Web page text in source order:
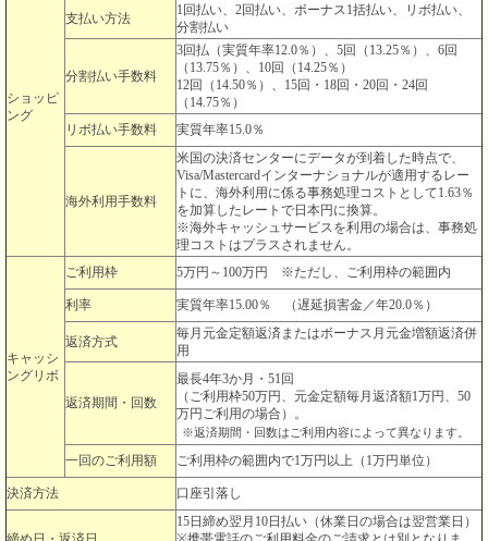
ショッピ
ング
支払い方法
1回払い、2回払い、ボーナス1括払い、リボ払い、
分割払い
分割払い手数料
3回払（実質年率12.0％）、5回（13.25％）、6回
（13.75％）、10回（14.25％）
12回（14.50％）、15回・18回・20回・24回
（14.75％）
リボ払い手数料
実質年率15.0％
海外利用手数料
米国の決済センターにデータが到着した時点で、
Visa/Mastercardインターナショナルが適用するレー
トに、海外利用に係る事務処理コストとして1.63％
を加算したレートで日本円に換算。
※海外キャッシュサービスを利用の場合は、事務処
理コストはプラスされません。
キャッシ
ングリボ
ご利用枠 5万円～100万円 ※ただし、ご利用枠の範囲内
利率 実質年率15.00％ （遅延損害金／年20.0％）
返済方式
毎月元金定額返済またはボーナス月元金増額返済併
用
返済期間・回数
最長4年3か月・51回
（ご利用枠50万円、元金定額毎月返済額1万円、50
万円ご利用の場合）。
※返済期間・回数はご利用内容によって異なります。
一回のご利用額 ご利用枠の範囲内で1万円以上（1万円単位）
決済方法 口座引落し
15日締め翌月10日払い（休業日の場合は翌営業日）